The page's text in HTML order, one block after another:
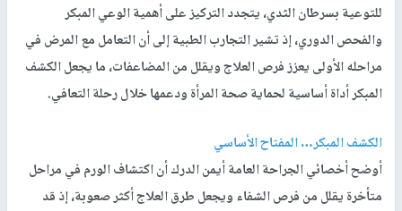
للتوعية بسرطان الثدي، يتجدد التركيز على أهمية الوعي المبكر
والفحص الدوري، إذ تشير التجارب الطبية إلى أن التعامل مع المرض في
مراحله الأولى يعزز فرص العلاج ويقلل من المضاعفات، ما يجعل الكشف
المبكر أداة أساسية لحماية صحة المرأة ودعمها خلال رحلة التعافي.
الكشف المبكر… المفتاح الأساسي
أوضح أخصائي الجراحة العامة أيمن الدرك أن اكتشاف الورم في مراحل
متأخرة يقلل من فرص الشفاء ويجعل طرق العلاج أكثر صعوبة، إذ قد